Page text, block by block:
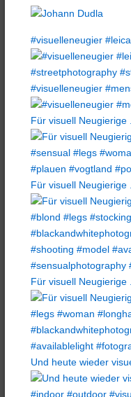
#visuelleneugier
#visuelleneugier
Für visuell
Für visuell Neugierige
Für visuell
Und heute wieder